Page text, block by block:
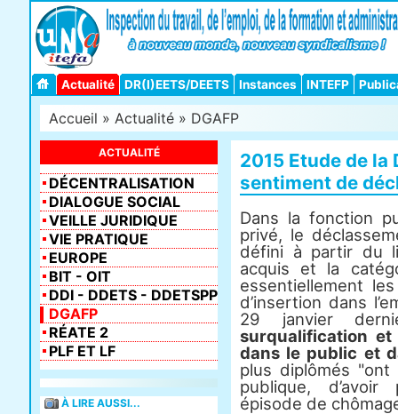
Actualité DR(I)EETS/DEETS Instances INTEFP
Accueil » Actualité » DGAFP
2015 Etude de la
sentiment de
Dans la fonction
privé, le
défini à partir du
acquis et la
essentiellement
d’insertion dans
29 janvier
surqualification et
dans le public et
plus diplômés
publique,
épisode de
ACTUALITÉ
DÉCENTRALISATION
DIALOGUE SOCIAL
VEILLE JURIDIQUE
VIE PRATIQUE
EUROPE
BIT - OIT
DDI - DDETS - DDETSPP
DGAFP
RÉATE 2
PLF ET LF
À LIRE AUSSI...